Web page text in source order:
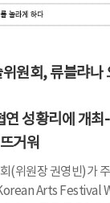
원회, 류블랴나
연 성황리에 개최-
거워
(위원장 권영빈)가
Arts Festival